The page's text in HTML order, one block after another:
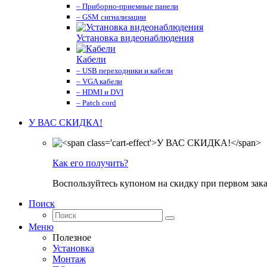
– Приборно-приемные панели
– GSM сигнализации
Установка видеонаблюдения
Кабели
– USB переходники и кабели
– VGA кабели
– HDMI и DVI
– Patch cord
У ВАС СКИДКА!
Как его получить?
Воспользуйтесь купоном на скидку при первом
Поиск
Меню
Полезное
Установка
Монтаж